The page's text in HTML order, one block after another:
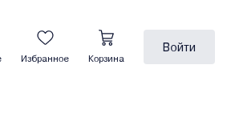
Избранное Корзина
Войти